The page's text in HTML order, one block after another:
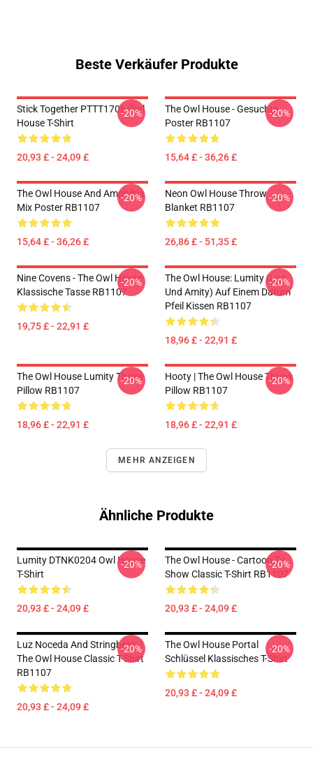
Beste Verkäufer Produkte
Stick Together PTTT1706 Owl
House T-Shirt
20,93 £ - 24,09 £
-20%
The Owl House - Gesuchte
Poster RB1107
15,64 £ - 36,26 £
-20%
The Owl House And Amphibia
Mix Poster RB1107
15,64 £ - 36,26 £
-20%
Neon Owl House Throw
Blanket RB1107
26,86 £ - 51,35 £
-20%
Nine Covens - The Owl House
Klassische Tasse RB1107
19,75 £ - 22,91 £
-20%
The Owl House: Lumity (Luz
Und Amity) Auf Einem Datum
Pfeil Kissen RB1107
18,96 £ - 22,91 £
-20%
The Owl House Lumity Throw
Pillow RB1107
18,96 £ - 22,91 £
-20%
Hooty | The Owl House Throw
Pillow RB1107
18,96 £ - 22,91 £
-20%
MEHR ANZEIGEN
Ähnliche Produkte
Lumity DTNK0204 Owl House
T-Shirt
20,93 £ - 24,09 £
-20%
The Owl House - Cartoon Tv
Show Classic T-Shirt RB1107
20,93 £ - 24,09 £
-20%
Luz Noceda And Stringbean |
The Owl House Classic T-Shirt
RB1107
20,93 £ - 24,09 £
-20%
The Owl House Portal
Schlüssel Klassisches T-Shirt
20,93 £ - 24,09 £
-20%